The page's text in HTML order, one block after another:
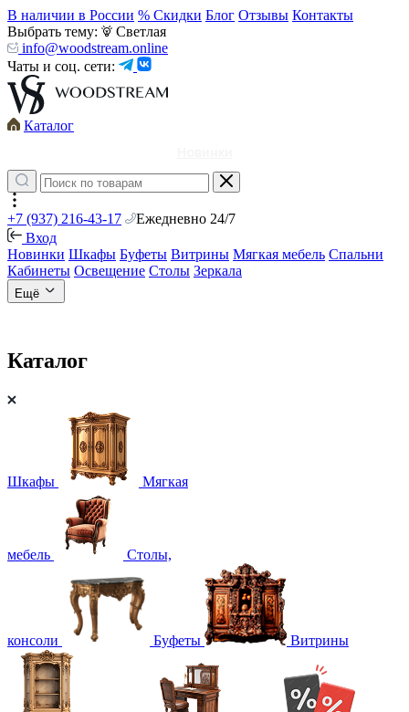
В наличии в России % Скидки Блог Отзывы Контакты
Выбрать тему:
Светлая
info@woodstream.online
Чаты и соц. сети:
Каталог
+7 (937) 216-43-17
Ежедневно 24/7
Вход
Новинки Шкафы Буфеты Витрины Мягкая мебель Спальни
Кабинеты Освещение Столы Зеркала
Ещё
Каталог
Шкафы Мягкая
мебель Столы,
консоли Буфеты Витрины